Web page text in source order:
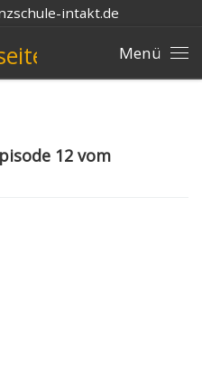
intakt.de
12 vom